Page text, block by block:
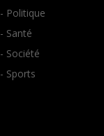
- Politique
- Santé
- Société
- Sports